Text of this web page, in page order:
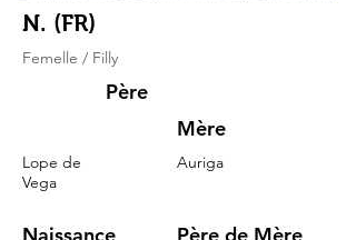
N. (FR)
Femelle / Filly
Père
Mère
Lope de
Vega
Auriga